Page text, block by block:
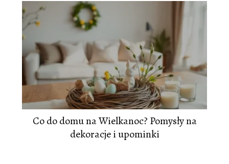
Co do domu na Wielkanoc? Pomysły na
dekoracje i upominki